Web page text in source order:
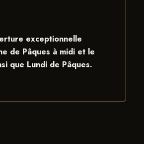
exceptionnelle
de Pâques à midi et le
que Lundi de Pâques.